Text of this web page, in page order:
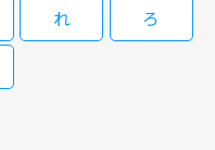
れ
ろ